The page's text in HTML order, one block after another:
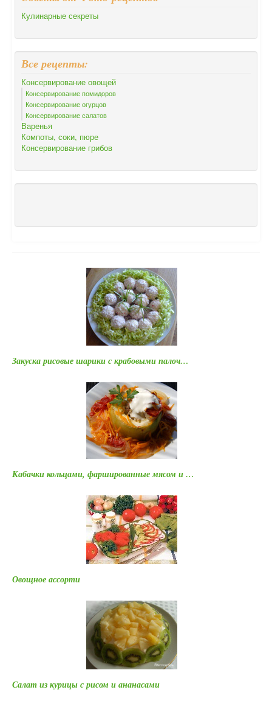
Кулинарные секреты
Все рецепты:
Консервирование овощей
Консервирование помидоров
Консервирование огурцов
Консервирование салатов
Варенья
Компоты, соки, пюре
Консервирование грибов
Закуска рисовые шарики с крабовыми палоч…
Кабачки кольцами, фаршированные мясом и …
Овощное ассорти
Салат из курицы с рисом и ананасами